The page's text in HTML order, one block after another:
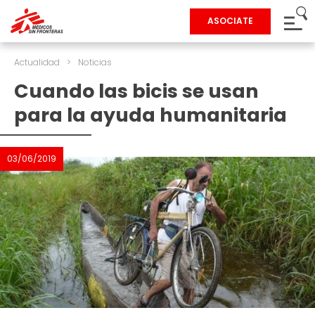
ASOCIATE
Actualidad > Noticias
Cuando las bicis se usan
para la ayuda humanitaria
03/06/2019